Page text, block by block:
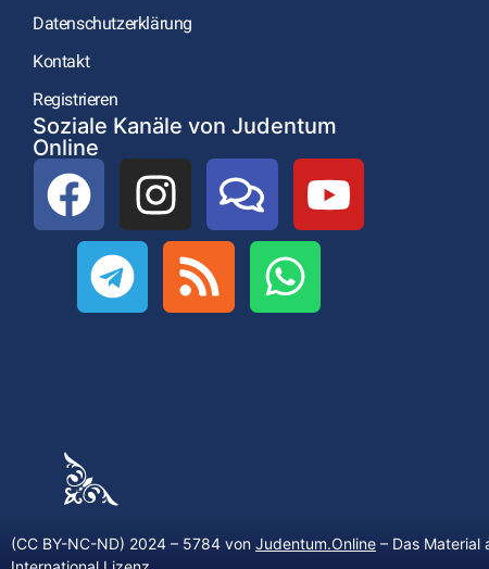
Datenschutzerklärung
Kontakt
Registrieren
Soziale Kanäle von Judentum
Online
(CC BY-NC-ND) 2024 – 5784 von Judentum.Online – Das Material